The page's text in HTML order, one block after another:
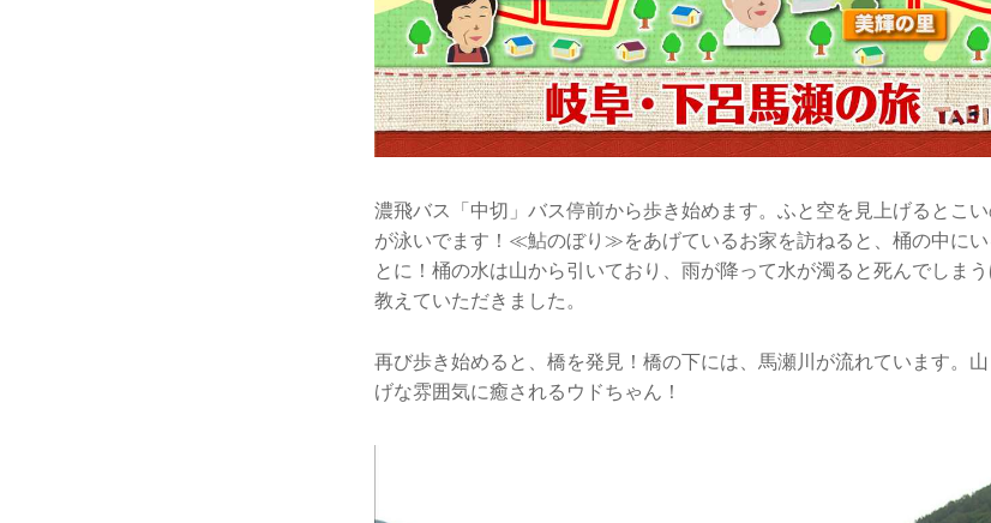
濃飛バス「中切」バス停前から歩き始めます。ふと空を見上げるとこ
が泳いでます！≪鮎のぼり≫をあげているお家を訪ねると、桶の中にい
とに！桶の水は山から引いており、雨が降って水が濁ると死んでしま
教えていただきました。
再び歩き始めると、橋を発見！橋の下には、馬瀬川が流れています。
げな雰囲気に癒されるウドちゃん！